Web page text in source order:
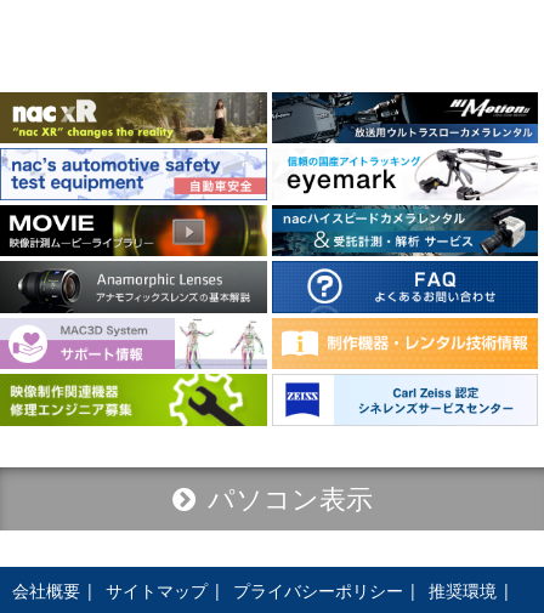
パソコン表示
会社概要 サイトマップ プライバシーポリシー 推奨環境